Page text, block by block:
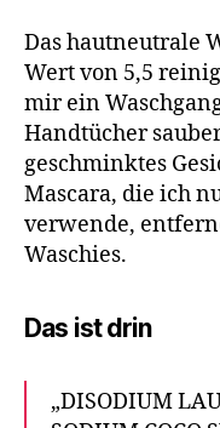
Das hautneutrale
Wert von 5,5
mir ein
Handtücher
geschminktes
Mascara, die ich
verwende,
Waschies.
Das ist drin
„DISODIUM